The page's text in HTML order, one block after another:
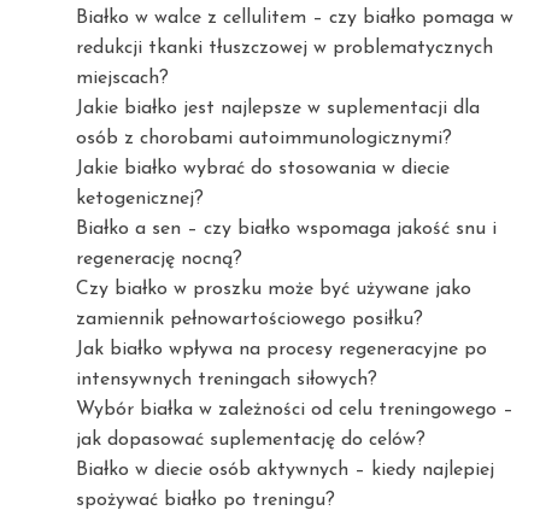
Białko w walce z cellulitem – czy białko pomaga w
redukcji tkanki tłuszczowej w problematycznych
miejscach?
Jakie białko jest najlepsze w suplementacji dla
osób z chorobami autoimmunologicznymi?
Jakie białko wybrać do stosowania w diecie
ketogenicznej?
Białko a sen – czy białko wspomaga jakość snu i
regenerację nocną?
Czy białko w proszku może być używane jako
zamiennik pełnowartościowego posiłku?
Jak białko wpływa na procesy regeneracyjne po
intensywnych treningach siłowych?
Wybór białka w zależności od celu treningowego –
jak dopasować suplementację do celów?
Białko w diecie osób aktywnych – kiedy najlepiej
spożywać białko po treningu?